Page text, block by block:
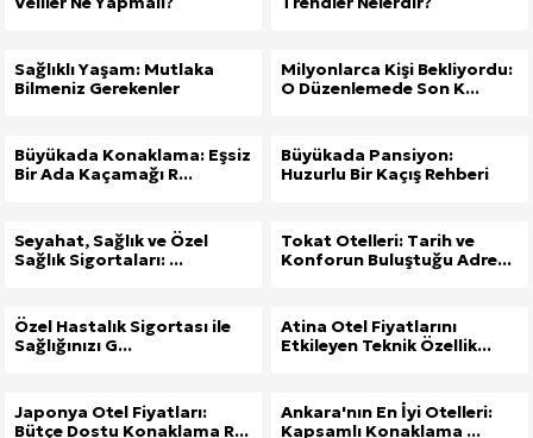
Sağlıklı Yaşam: Mutlaka
Bilmeniz Gerekenler
Milyonlarca Kişi Bekliyordu:
O Düzenlemede Son K...
Büyükada Konaklama: Eşsiz
Bir Ada Kaçamağı R...
Büyükada Pansiyon:
Huzurlu Bir Kaçış Rehberi
Seyahat, Sağlık ve Özel
Sağlık Sigortaları: ...
Tokat Otelleri: Tarih ve
Konforun Buluştuğu Adre...
Özel Hastalık Sigortası ile
Sağlığınızı G...
Atina Otel Fiyatlarını
Etkileyen Teknik Özellik...
Japonya Otel Fiyatları:
Bütçe Dostu Konaklama R...
Ankara'nın En İyi Otelleri:
Kapsamlı Konaklama ...